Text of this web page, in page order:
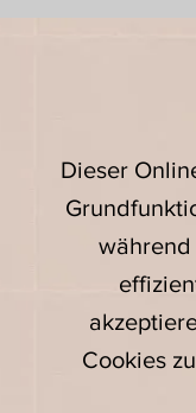
Dieser
während
Cookies